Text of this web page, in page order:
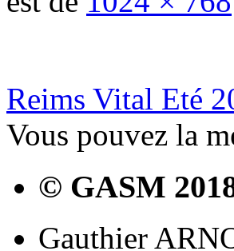
Reims Vital Eté
Vous pouvez la
© GASM
Gauthier